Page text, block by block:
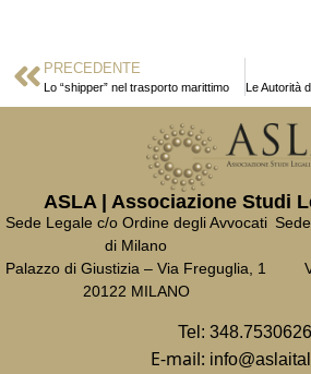
PRECEDENTE
Lo “shipper” nel trasporto marittimo
ASLA | Associazione Studi
Sede Legale c/o Ordine degli Avvocati
di Milano
Palazzo di Giustizia – Via Freguglia, 1
20122 MILANO
Tel: 348.7530626
E-mail: